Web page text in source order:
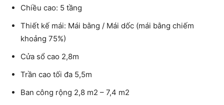
Chiều cao: 5 tầng
Thiết kế mái: Mái bằng / Mái dốc (mái bằng chiếm
khoảng 75%)
Cửa sổ cao 2,8m
Trần cao tối đa 5,5m
Ban công rộng 2,8 m2 – 7,4 m2